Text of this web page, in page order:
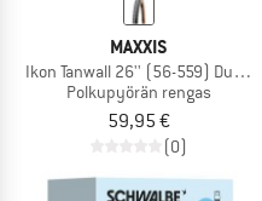
MAXXIS
Ikon Tanwall 26'' (56-559) Dual
Polkupyörän rengas
59,95 €
(0)